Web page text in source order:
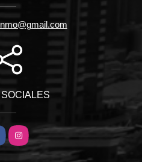
Instagram